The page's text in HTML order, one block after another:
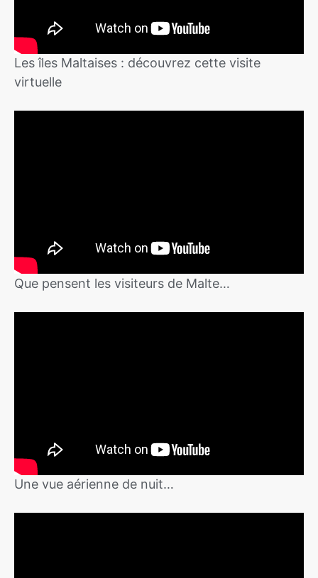
Les îles Maltaises : découvrez cette visite
virtuelle
Que pensent les visiteurs de Malte…
Une vue aérienne de nuit…